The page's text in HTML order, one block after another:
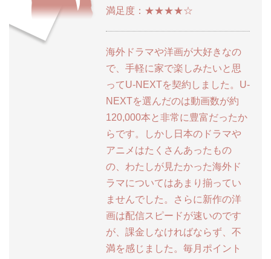
満足度：★★★★☆
海外ドラマや洋画が大好きなの
で、手軽に家で楽しみたいと思
ってU-NEXTを契約しました。U-
NEXTを選んだのは動画数が約
120,000本と非常に豊富だったか
らです。しかし日本のドラマや
アニメはたくさんあったもの
の、わたしが見たかった海外ド
ラマについてはあまり揃ってい
ませんでした。さらに新作の洋
画は配信スピードが速いのです
が、課金しなければならず、不
満を感じました。毎月ポイント